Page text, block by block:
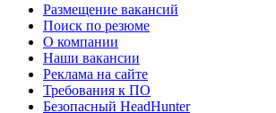
Размещение вакансий
Поиск по резюме
О компании
Наши вакансии
Реклама на сайте
Требования к ПО
Безопасный HeadHunter